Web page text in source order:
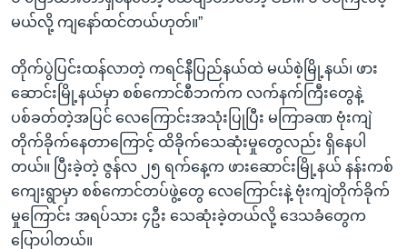
မယ်လို့ ကျနော်ထင်တယ်ဟုတ်။”
တိုက်ပွဲပြင်းထန်လာတဲ့ ကရင်နီပြည်နယ်ထဲ မယ်စဲ့မြို့နယ်၊ ဖား
ဆောင်းမြို့နယ်မှာ စစ်ကောင်စီဘက်က လက်နက်ကြီးတွေနဲ့
ပစ်ခတ်တဲ့အပြင် လေကြောင်းအသုံးပြုပြီး မကြာခဏ ဗုံးကျဲ
တိုက်ခိုက်နေတာကြောင့် ထိခိုက်သေဆုံးမှုတွေလည်း ရှိနေပါ
တယ်။ ပြီးခဲ့တဲ့ ဇွန်လ ၂၅ ရက်နေ့က ဖားဆောင်းမြို့နယ် နန်းကစ်
ကျေးရွာမှာ စစ်ကောင်တပ်ဖွဲ့တွေ လေကြောင်းနဲ့ ဗုံးကျဲတိုက်ခိုက်
မှုကြောင်း အရပ်သား ၄ဦး သေဆုံးခဲ့တယ်လို့ ဒေသခံတွေက
ပြောပါတယ်။